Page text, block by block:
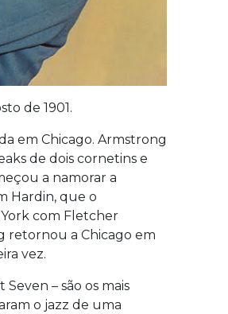
de 1901.
em Chicago. Armstrong
de dois cornetins e
a namorar a
Hardin, que o
com Fletcher
retornou a Chicago em
vez.
– são os mais
o jazz de uma